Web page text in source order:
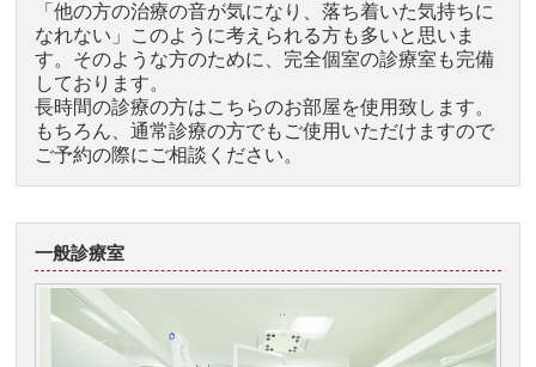
「他の方の治療の音が気になり、落ち着いた気持ちに
なれない」このように考えられる方も多いと思いま
す。そのような方のために、完全個室の診療室も完備
しております。
長時間の診療の方はこちらのお部屋を使用致します。
もちろん、通常診療の方でもご使用いただけますので
ご予約の際にご相談ください。
一般診療室